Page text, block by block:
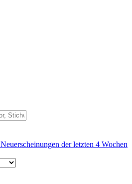
Neuerscheinungen der letzten 4 Wochen